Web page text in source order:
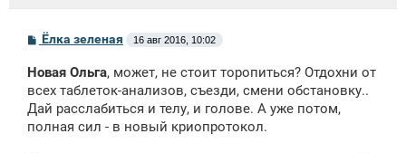
С
о
б
щ
н
и
Ёлка зеленая 16 авг 2016, 10:02
Новая Ольга, может, не стоит торопиться? Отдохни от
всех таблеток-анализов, съезди, смени обстановку..
Дай расслабиться и телу, и голове. А уже потом,
полная сил - в новый криопротокол.